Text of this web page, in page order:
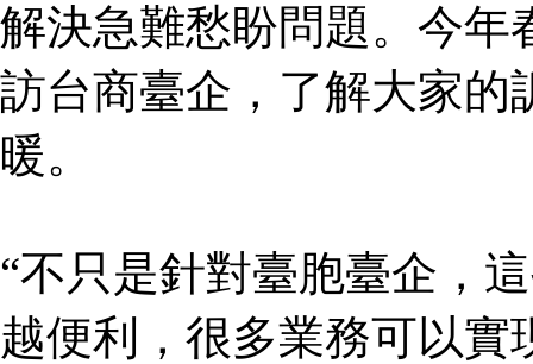
解決急難愁盼問題。今年
訪台商臺企，了解大家的
暖。
“不只是針對臺胞臺企，
越便利，很多業務可以